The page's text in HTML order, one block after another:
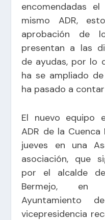
encomendadas
mismo ADR,
aprobación de
presentan a las
de ayudas, por lo
ha se ampliado
ha pasado a
El nuevo equipo
ADR de la
jueves en una
asociación, que
por el alcalde
Bermejo, en
Ayuntamiento
vicepresidencia